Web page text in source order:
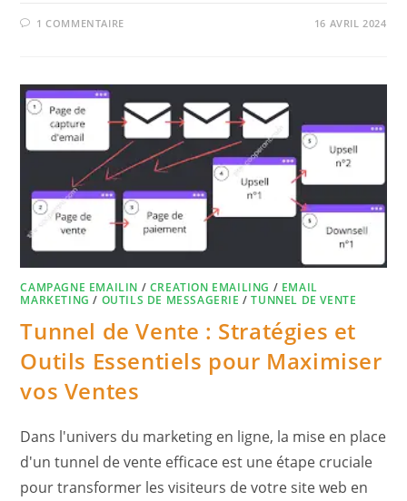
1 COMMENTAIRE 16 AVRIL 2024
CAMPAGNE EMAILIN / CREATION EMAILING / EMAIL
MARKETING / OUTILS DE MESSAGERIE /TUNNEL DE VENTE
Tunnel de Vente : Stratégies et
Outils Essentiels pour Maximiser
vos Ventes
Dans l'univers du marketing en ligne, la mise en place
d'un tunnel de vente efficace est une étape cruciale
pour transformer les visiteurs de votre site web en